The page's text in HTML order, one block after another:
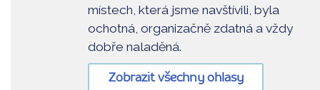
místech, která jsme navštívili, byla
ochotná, organizačně zdatná a vždy
dobře naladěná.
Zobrazit všechny ohlasy